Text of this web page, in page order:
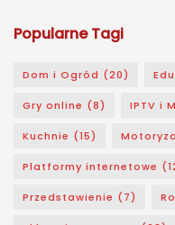
Popularne Tagi
Dom i Ogród (20)
Gry online (8) IPTV i
Kuchnie (15)
Platformy internetowe
Przedstawienie (7)